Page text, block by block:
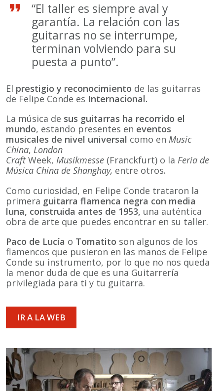
“El taller es siempre aval y
garantía. La relación con las
guitarras no se interrumpe,
terminan volviendo para su
puesta a punto”.
El prestigio y reconocimiento de las guitarras
de Felipe Conde es Internacional.
La música de sus guitarras ha recorrido el
mundo, estando presentes en eventos
musicales de nivel universal como en Music
China, London
CraftWeek, Musikmesse (Franckfurt) o la Feria de
Música China de Shanghay, entre otros.
Como curiosidad, en Felipe Conde trataron la
primera guitarra flamenca negra con media
luna, construida antes de 1953, una auténtica
obra de arte que puedes encontrar en su taller.
Paco de Lucía o Tomatito son algunos de los
flamencos que pusieron en las manos de Felipe
Conde su instrumento, por lo que no nos queda
la menor duda de que es una Guitarrería
privilegiada para ti y tu guitarra.
IR A LA WEB